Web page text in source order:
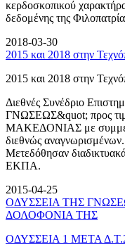
κερδοσκοπικού
δεδομένης της
2018-03-30
2015 και 2018 στην
2015 και 2018 στην
Διεθνές Συνέδριο
ΓΝΩΣΕΩΣ&quot; προς
ΜΑΚΕΔΟΝΙΑΣ με
διεθνώς αναγνωρισμένων.
Μετεδόθησαν
ΕΚΠΑ.
2015-04-25
ΟΔΥΣΣΕΙΑ ΤΗΣ
ΔΟΛΟΦΟΝΙΑ ΤΗΣ
ΟΔΥΣΣΕΙΑ 1 ΜΕΤΑ